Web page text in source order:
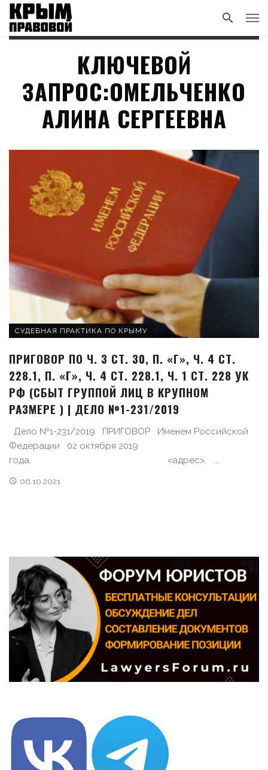
КЛЮЧЕВОЙ
ЗАПРОС:ОМЕЛЬЧЕНКО
АЛИНА СЕРГЕЕВНА
СУДЕБНАЯ ПРАКТИКА ПО КРЫМУ
ПРИГОВОР ПО Ч. 3 СТ. 30, П. «Г», Ч. 4 СТ.
228.1, П. «Г», Ч. 4 СТ. 228.1, Ч. 1 СТ. 228 УК
РФ (СБЫТ ГРУППОЙ ЛИЦ В КРУПНОМ
РАЗМЕРЕ ) | ДЕЛО №1-231/2019
Дело №1-231/2019 ПРИГОВОР Именем Российской
Федерации 02 октября 2019
года. <адрес>. ...
06.10.2021